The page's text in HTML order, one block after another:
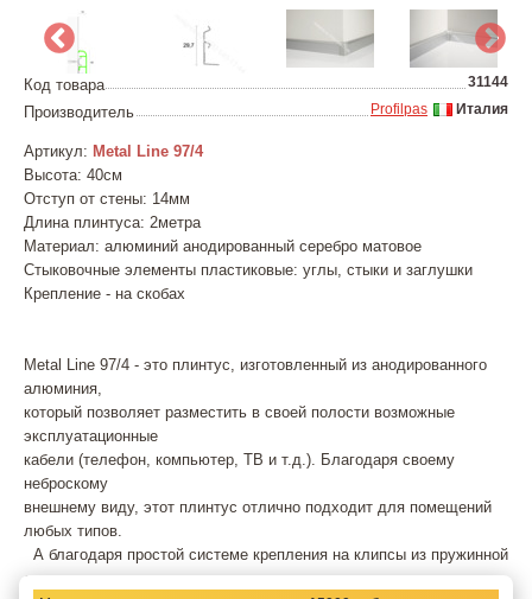
Код товара 31144
Производитель Италия
Profilpas
Артикул: Metal Line 97/4
Высота: 40см
Отступ от стены: 14мм
Длина плинтуса: 2метра
Материал: алюминий анодированный серебро матовое
Стыковочные элементы пластиковые: углы, стыки и заглушки
Крепление - на скобах
Metal Line 97/4 - это плинтус, изготовленный из анодированного
алюминия,
который позволяет разместить в своей полости возможные
эксплуатационные
кабели (телефон, компьютер, ТВ и т.д.). Благодаря своему
неброскому
внешнему виду, этот плинтус отлично подходит для помещений
любых типов.
А благодаря простой системе крепления на клипсы из пружинной
стали,